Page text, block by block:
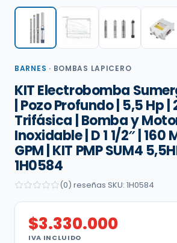
BARNES · BOMBAS LAPICERO
KIT Electrobomba
| Pozo Profundo | 5,5 Hp |
Trifásica | Bomba y
Inoxidable | D 1 1/2″ | 160
GPM | KIT PMP SUM4
1H0584
(0) reseñas SKU: 1H0584
$3.330.000
IVA INCLUIDO